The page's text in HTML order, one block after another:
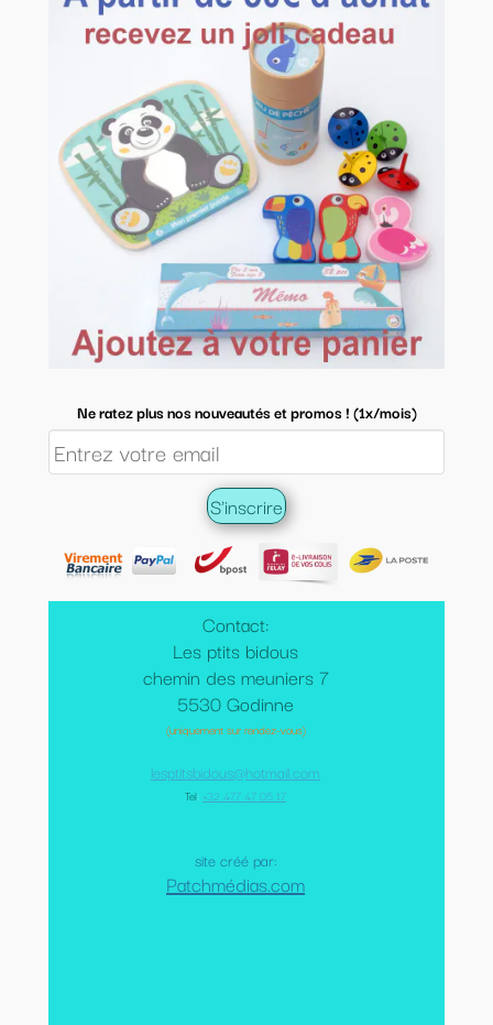
Contact:
Les ptits bidous
chemin des meuniers 7
5530 Godinne
(uniquement sur rendez-vous)
lesptitsbidous@hotmail.com
Tel: +32 477 47 05 17
site créé par:
Patchmédias.com
Ne ratez plus nos nouveautés et promos ! (1x/mois)